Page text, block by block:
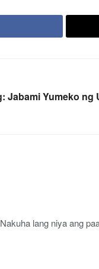
Jabami Yumeko ng
lang niya ang